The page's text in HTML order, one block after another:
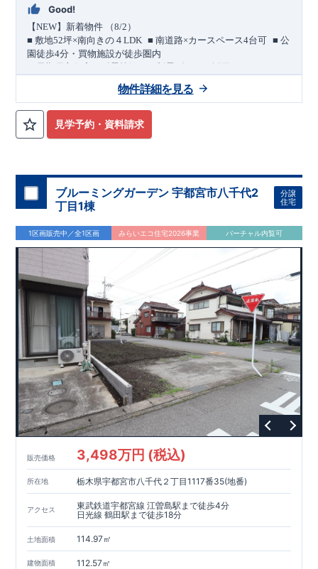
Good!
【NEW】新着物件 （8/2 ）
■敷地52坪×南向きの４LDK ​ ​■南道路×カースペース4台可 ​ ​■公
園徒歩4分・買物施設が徒歩圏内
台分を配置した、ゆとりある計画です。
へアクセスしやすい立地です。
国道４号や圏央道（幸手
）にもアクセスしやすく、
​■買物施設が徒歩圏内 セブンイレブン 徒歩6分 サンドラッ
グ 徒歩9分 ヨークフーズ 徒歩9 分 ほか
■ 南面に広がる明るいLDK空間
■ リビング続きの洋風フチなし畳の和室
部屋にも対応できる 可変型主寝室
階廊下から出入りできる
住宅設備のポイント
太陽光発電 標準搭載 自家消費分は月額サービス料０円。※サー
ビス期間（
10 年間）中の売電収入は事業者に帰属しますが、 契
約満了後は売電収入を含めお客様に帰属します。
ホテルライクなデザインと実用性を兼ね備えた洗面スペース （オ
ープンサニタリーirodori／詳細ページへ）
家計にやさしい住宅性能
■長期優良住宅 住宅ローン控除額の優遇、 固定資産税の減額期間
延長など 税制面でのメリットが受けられます。
■耐震等級３＋制震ダンパー 建築基準法の1.5 倍の耐震性。
地震保
現地のご案内・資料請求 受付中
現地での立地確認や、
完成イメージ・建物仕様について
ご説明が可能です。
まずはお気軽にお問い合わせください。
TEL 0120-44-1081
18:30／火水曜休み）
見学予約・資料請求
物件詳細を見る
ブルーミングガーデン 宇都宮市八千代2
丁目1棟
分譲
住宅
1区画販売中／全1区画 みらいエコ住宅2026事業 バーチャル内覧可
販売価格 3,498万円 (税込)
所在地 栃木県宇都宮市八千代２丁目1117番35(地番)
アクセス
東武鉄道宇都宮線 江曽島駅まで徒歩4分
日光線 鶴田駅まで徒歩18分
土地面積 114.97㎡
建物面積 112.57㎡